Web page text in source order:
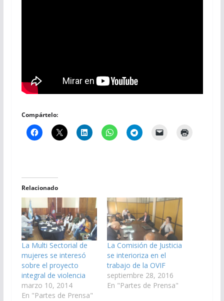
Compártelo:
Relacionado
La Multi Sectorial de
mujeres se interesó
sobre el proyecto
integral de violencia
marzo 10, 2014
En "Partes de Prensa"
La Comisión de Justicia
se interioriza en el
trabajo de la OVIF
septiembre 28, 2016
En "Partes de Prensa"